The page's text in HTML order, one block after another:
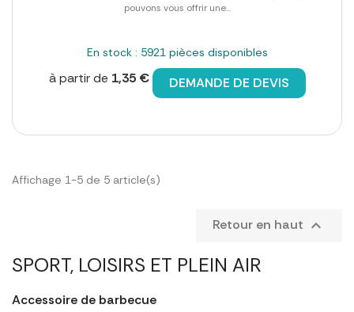
SPORT, LOISIRS ET PLEIN AIR
Accessoire de barbecue
pouvons vous offrir une...
En stock : 5921 pièces disponibles
à partir de 1,35 € DEMANDE DE DEVIS
Affichage 1-5 de 5 article(s)
Retour en haut 